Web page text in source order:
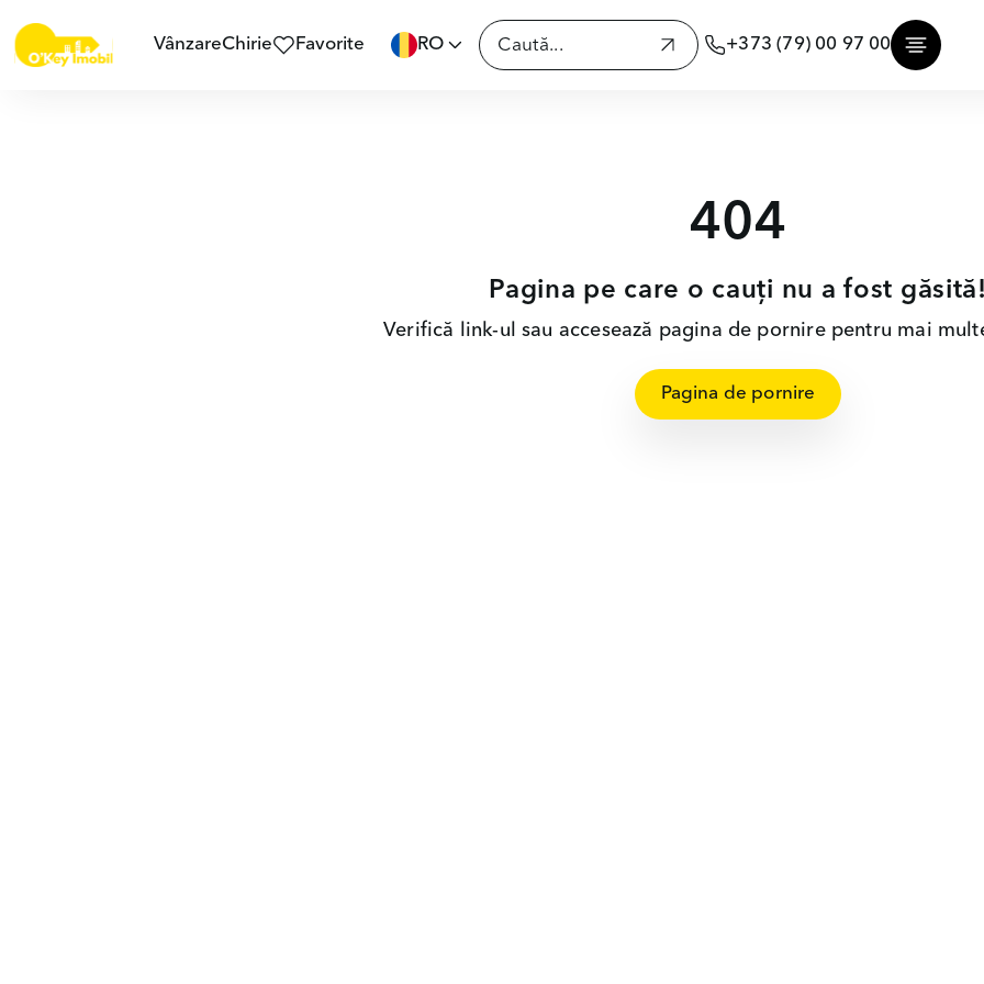
VânzareChirie Favorite RO +373 (79) 00 97 00
404
Pagina pe care o cauți nu a fost găsită!
Verifică link-ul sau accesează pagina de pornire pentru mai
Pagina de pornire